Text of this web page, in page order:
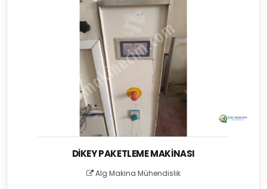
DIKEY PAKETLEME MAKINASI
Alg Makina Mühendislik